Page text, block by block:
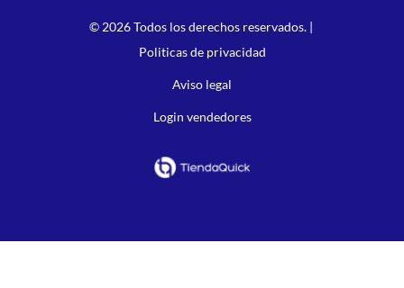
© 2026 Todos los derechos reservados. |
Politicas de privacidad
Aviso legal
Login vendedores